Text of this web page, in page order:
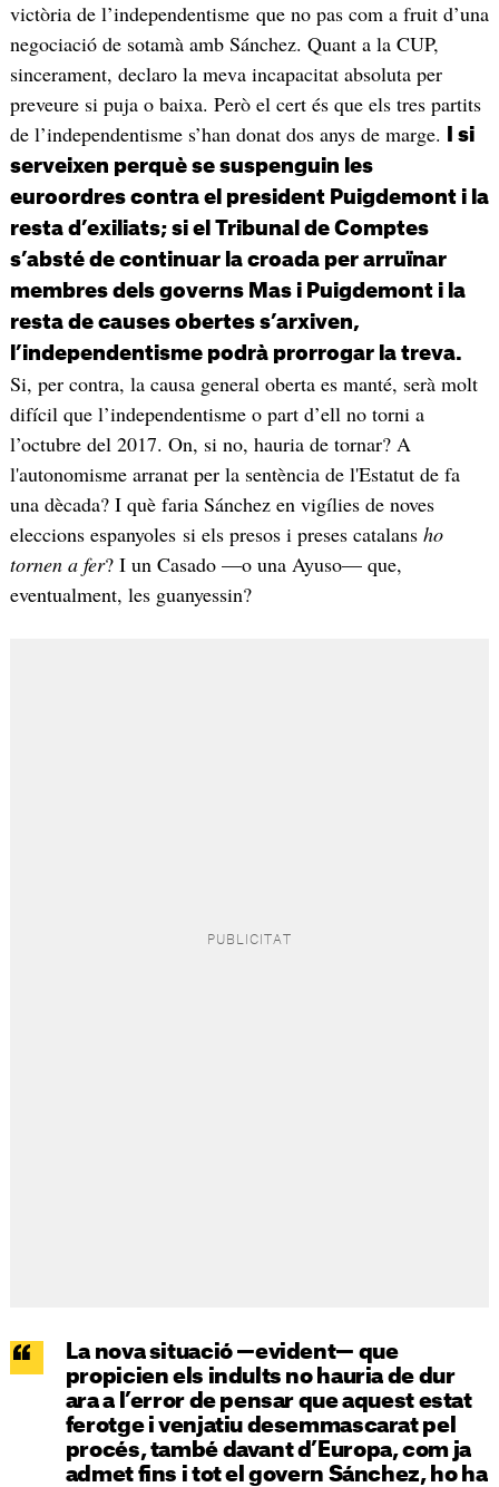
victòria de l’independentisme que no pas com a fruit d’una
negociació de sotamà amb Sánchez. Quant a la CUP,
sincerament, declaro la meva incapacitat absoluta per
preveure si puja o baixa. Però el cert és que els tres partits
de l’independentisme s’han donat dos anys de marge.
I si
serveixen perquè se suspenguin les
euroordres contra el president Puigdemont i la
resta d’exiliats; si el Tribunal de Comptes
s’absté de continuar la croada per arruïnar
membres dels governs Mas i Puigdemont i la
resta de causes obertes s’arxiven,
l’independentisme podrà prorrogar la treva.
Si, per contra, la causa general oberta es manté, serà molt
difícil que l’independentisme o part d’ell no torni a
l’octubre del 2017. On, si no, hauria de tornar? A
l'autonomisme arranat per la sentència de l'Estatut de fa
una dècada? I què faria Sánchez en vigílies de noves
eleccions espanyoles si els presos i preses catalans ho
tornen a fer? I un Casado —o una Ayuso— que,
eventualment, les guanyessin?
La nova situació —evident— que
propicien els indults no hauria de dur
ara a l’error de pensar que aquest estat
ferotge i venjatiu desemmascarat pel
procés, també davant d’Europa, com ja
admet fins i tot el govern Sánchez, ho ha